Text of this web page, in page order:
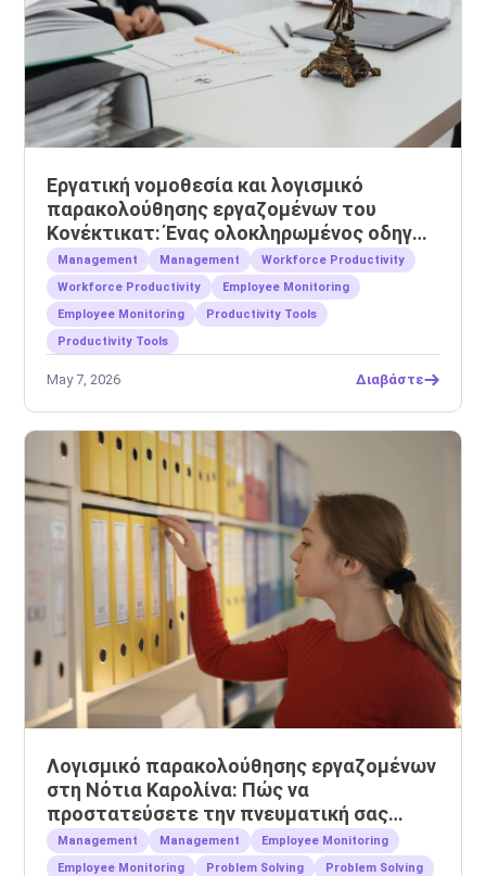
Εργατική νομοθεσία και λογισμικό
παρακολούθησης εργαζομένων του
Κονέκτικατ: Ένας ολοκληρωμένος οδηγός
για εργοδότες
Management Management
Workforce Productivity
Workforce Productivity
Employee Monitoring
Employee Monitoring
Productivity Tools
Productivity Tools
May 7, 2026 Διαβάστε
Λογισμικό παρακολούθησης εργαζομένων
στη Νότια Καρολίνα: Πώς να
προστατεύσετε την πνευματική σας
ιδιοκτησία
Management Management
Employee Monitoring
Employee Monitoring
Problem Solving Problem Solving